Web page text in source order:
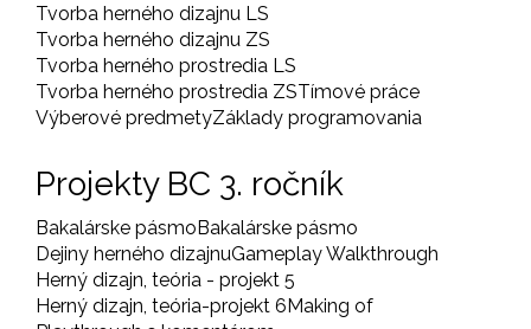
Tvorba herného dizajnu LS
Tvorba herného dizajnu ZS
Tvorba herného prostredia LS
Tvorba herného prostredia ZSTímové práce
Výberové predmetyZáklady programovania
Projekty BC 3. ročník
Bakalárske pásmoBakalárske pásmo
Dejiny herného dizajnuGameplay Walkthrough
Herný dizajn, teória - projekt 5
Herný dizajn, teória-projekt 6Making of